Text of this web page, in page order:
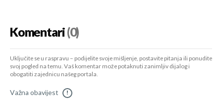
Komentari(0)
Uključite se u raspravu – podijelite svoje mišljenje, postavite pitanja ili ponudite
svoj pogled na temu. Vaš komentar može potaknuti zanimljiv dijalog i
obogatiti zajednicu našeg portala.
Važna obavijest !